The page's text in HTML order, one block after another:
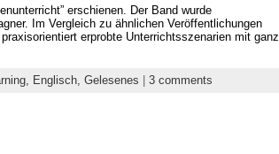
erschienen. Der Band wurde
Im Vergleich zu ähnlichen Veröffentlichungen
erprobte Unterrichtsszenarien mit ganz
Englisch, Gelesenes | 3 comments